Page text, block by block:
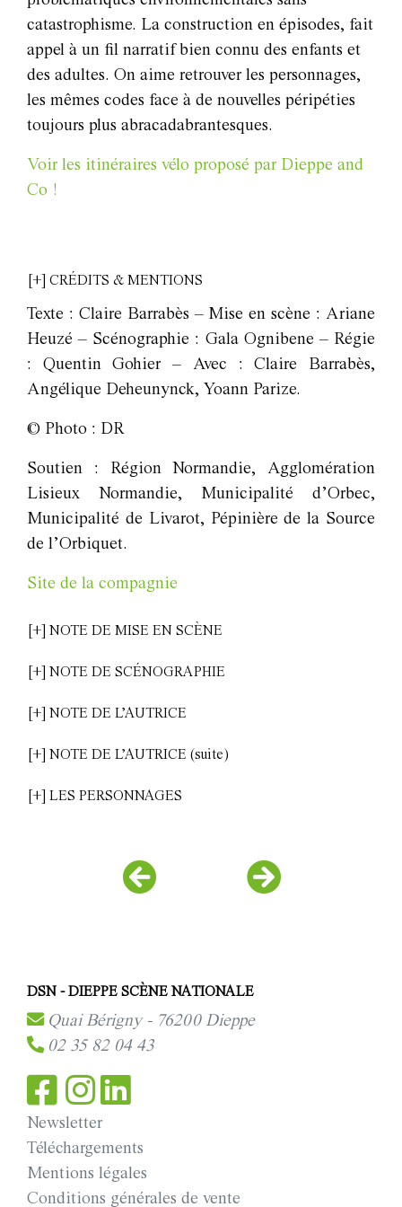
catastrophisme. La construction en épisodes, fait
appel à un fil narratif bien connu des enfants et
des adultes. On aime retrouver les personnages,
les mêmes codes face à de nouvelles péripéties
toujours plus abracadabrantesques.
Voir les itinéraires vélo proposé par Dieppe and
Co !
[+] CRÉDITS & MENTIONS
Texte : Claire Barrabès – Mise en scène : Ariane
Heuzé – Scénographie : Gala Ognibene – Régie
: Quentin Gohier – Avec : Claire Barrabès,
Angélique Deheunynck, Yoann Parize.
© Photo : DR
Soutien : Région Normandie, Agglomération
Lisieux Normandie, Municipalité d’Orbec,
Municipalité de Livarot, Pépinière de la Source
de l’Orbiquet.
Site de la compagnie
[+] NOTE DE MISE EN SCÈNE
[+] NOTE DE SCÉNOGRAPHIE
[+] NOTE DE L’AUTRICE
[+] NOTE DE L’AUTRICE (suite)
[+] LES PERSONNAGES
DSN - DIEPPE SCÈNE NATIONALE
Quai Bérigny - 76200 Dieppe
02 35 82 04 43
Newsletter
Téléchargements
Mentions légales
Conditions générales de vente